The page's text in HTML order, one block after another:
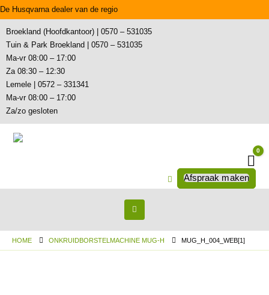
De Husqvarna dealer van de regio
Broekland (Hoofdkantoor) | 0570 – 531035
Tuin & Park Broekland | 0570 – 531035
Ma-vr 08:00 – 17:00
Za 08:30 – 12:30
Lemele | 0572 – 331341
Ma-vr 08:00 – 17:00
Za/zo gesloten
0
Afspraak maken
HOME ONKRUIDBORSTELMACHINE MUG-H MUG_H_004_WEB[1]